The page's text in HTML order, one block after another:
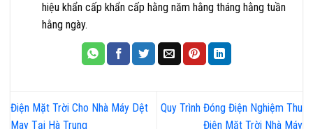
hiệu khẩn cấp khẩn cấp hằng năm hằng tháng hằng tuần
hằng ngày.
Điện Mặt Trời Cho Nhà Máy Dệt
May Tại Hà Trung
Quy Trình Đóng Điện Nghiệm Thu
Điện Mặt Trời Nhà Máy